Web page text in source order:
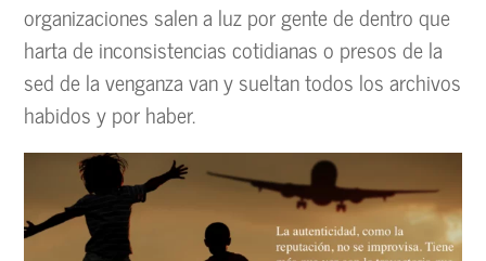
organizaciones salen a luz por gente de dentro que
harta de inconsistencias cotidianas o presos de la
sed de la venganza van y sueltan todos los archivos
habidos y por haber.